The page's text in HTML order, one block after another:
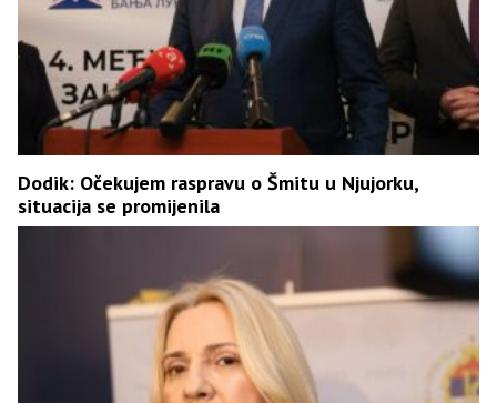
Dodik: Očekujem raspravu o Šmitu u Njujorku,
situacija se promijenila